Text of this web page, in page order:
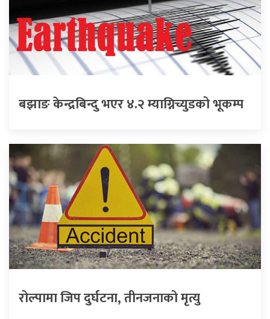
बझाङ केन्द्रबिन्दु भएर ४.२ म्याग्निच्युडको भूकम्प
रोल्पामा जिप दुर्घटना, तीनजनाको मृत्यु